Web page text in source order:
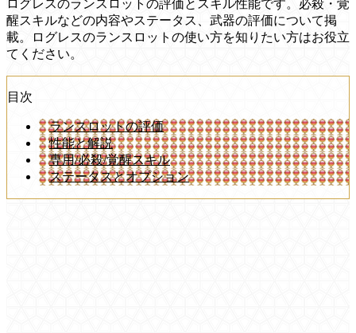
ログレスのランスロットの評価とスキル性能です。必殺・覚
醒スキルなどの内容やステータス、武器の評価について掲
載。ログレスのランスロットの使い方を知りたい方はお役立
てください。
目次
ランスロットの評価
性能と解説
専用/必殺/覚醒スキル
ステータスとオプション